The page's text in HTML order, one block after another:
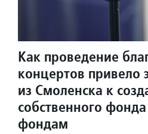
Как проведение
концертов привело
из Смоленска к
собственного
фондам